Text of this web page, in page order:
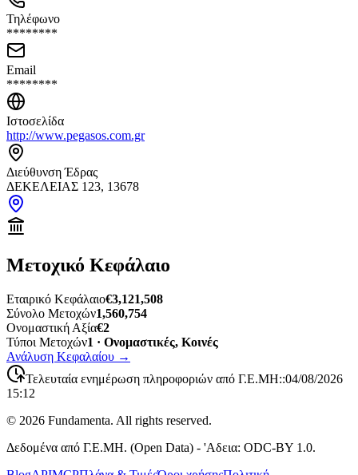
Τηλέφωνο
********
Email
********
Ιστοσελίδα
http://www.pegasos.com.gr
Διεύθυνση Έδρας
ΔΕΚΕΛΕΙΑΣ 123, 13678
Μετοχικό Κεφάλαιο
Εταιρικό Κεφάλαιο€3,121,508
Σύνολο Μετοχών1,560,754
Ονομαστική Αξία€2
Τύποι Μετοχών1 · Ονομαστικές, Κοινές
Ανάλυση Κεφαλαίου →
Τελευταία ενημέρωση πληροφοριών από Γ.Ε.ΜΗ::04/08/2026
15:12
© 2026 Fundamenta. All rights reserved.
Δεδομένα από Γ.Ε.ΜΗ. (Open Data) - 'Αδεια: ODC-BY 1.0.